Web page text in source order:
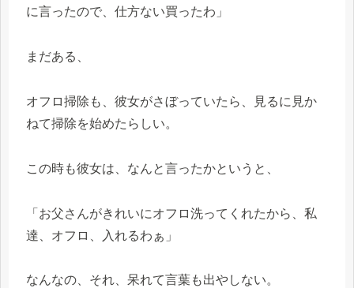
に言ったので、仕方ない買ったわ」
まだある、
オフロ掃除も、彼女がさぼっていたら、見るに見か
ねて掃除を始めたらしい。
この時も彼女は、なんと言ったかというと、
「お父さんがきれいにオフロ洗ってくれたから、私
達、オフロ、入れるわぁ」
なんなの、それ、呆れて言葉も出やしない。